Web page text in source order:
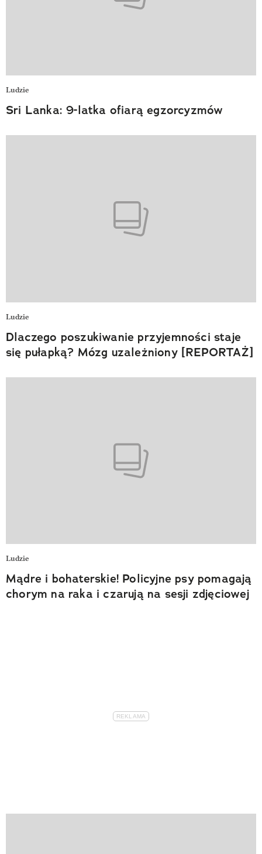
Ludzie
Sri Lanka: 9-latka ofiarą egzorcyzmów
Ludzie
Dlaczego poszukiwanie przyjemności staje
się pułapką? Mózg uzależniony [REPORTAŻ]
Ludzie
Mądre i bohaterskie! Policyjne psy pomagają
chorym na raka i czarują na sesji zdjęciowej